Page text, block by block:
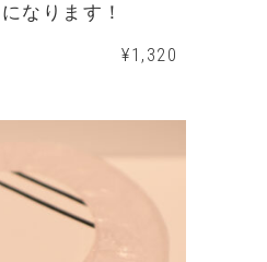
なります！
¥1,320